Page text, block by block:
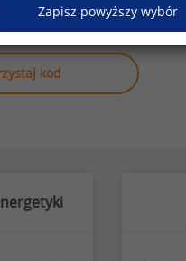
stanowiskach?
kod
Zapisz powyższy wybór